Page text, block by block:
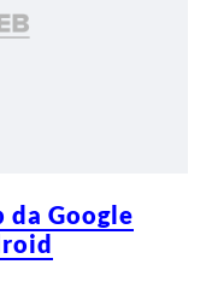
da Google